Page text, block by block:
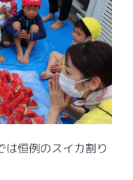
恒例のスイカ割り